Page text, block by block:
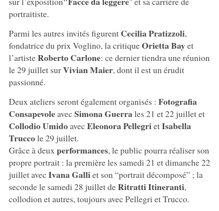
portraitiste.
Parmi les autres invités figurent Cecilia Pratizzoli,
fondatrice du prix Voglino, la critiqueOrietta Bayet
l’artisteRoberto Carlone: ce dernier tiendra une réunion
le 29 juillet surVivian Maier, dont il est un érudit
passionné.
Deux ateliers seront également organisés : Fotografia
Consapevoleavec Simona Guerrales 21 et 22 juillet et
Collodio Umidoavec Eleonora PellegrietIsabella
Truccole 29 juillet.
Grâce à deux performances, le public pourra réaliser son
propre portrait : la première les samedi 21 et dimanche 22
juillet avec Ivana Galliet son “portrait décomposé” ; la
seconde le samedi 28 juillet deRitratti Itineranti,
collodion et autres, toujours avec Pellegri et Trucco.